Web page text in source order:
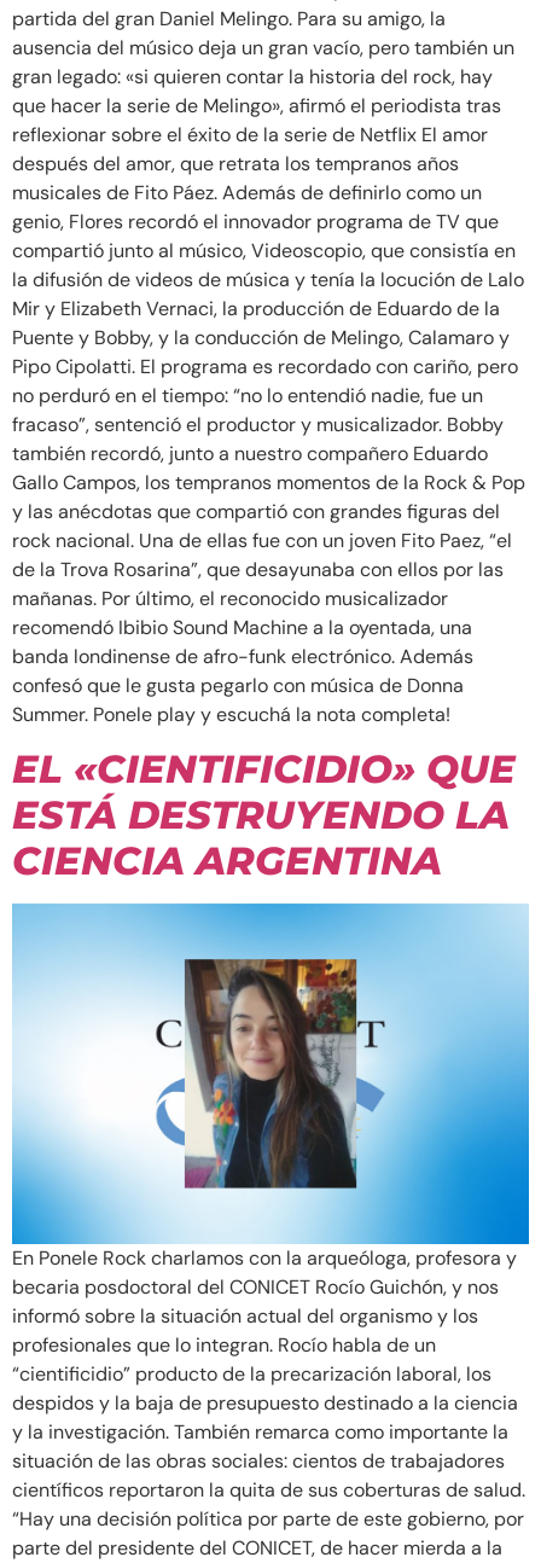
partida del gran Daniel Melingo. Para su amigo, la
ausencia del músico deja un gran vacío, pero también un
gran legado: «si quieren contar la historia del rock, hay
que hacer la serie de Melingo», afirmó el periodista tras
reflexionar sobre el éxito de la serie de Netflix El amor
después del amor, que retrata los tempranos años
musicales de Fito Páez. Además de definirlo como un
genio, Flores recordó el innovador programa de TV que
compartió junto al músico, Videoscopio, que consistía en
la difusión de videos de música y tenía la locución de Lalo
Mir y Elizabeth Vernaci, la producción de Eduardo de la
Puente y Bobby, y la conducción de Melingo, Calamaro y
Pipo Cipolatti. El programa es recordado con cariño, pero
no perduró en el tiempo: “no lo entendió nadie, fue un
fracaso”, sentenció el productor y musicalizador. Bobby
también recordó, junto a nuestro compañero Eduardo
Gallo Campos, los tempranos momentos de la Rock & Pop
y las anécdotas que compartió con grandes figuras del
rock nacional. Una de ellas fue con un joven Fito Paez, “el
de la Trova Rosarina”, que desayunaba con ellos por las
mañanas. Por último, el reconocido musicalizador
recomendó Ibibio Sound Machine a la oyentada, una
banda londinense de afro-funk electrónico. Además
confesó que le gusta pegarlo con música de Donna
Summer. Ponele play y escuchá la nota completa!
EL «CIENTIFICIDIO» QUE
ESTÁ DESTRUYENDO LA
CIENCIA ARGENTINA
En Ponele Rock charlamos con la arqueóloga, profesora y
becaria posdoctoral del CONICET Rocío Guichón, y nos
informó sobre la situación actual del organismo y los
profesionales que lo integran. Rocío habla de un
“cientificidio” producto de la precarización laboral, los
despidos y la baja de presupuesto destinado a la ciencia
y la investigación. También remarca como importante la
situación de las obras sociales: cientos de trabajadores
científicos reportaron la quita de sus coberturas de salud.
“Hay una decisión política por parte de este gobierno, por
parte del presidente del CONICET, de hacer mierda a la